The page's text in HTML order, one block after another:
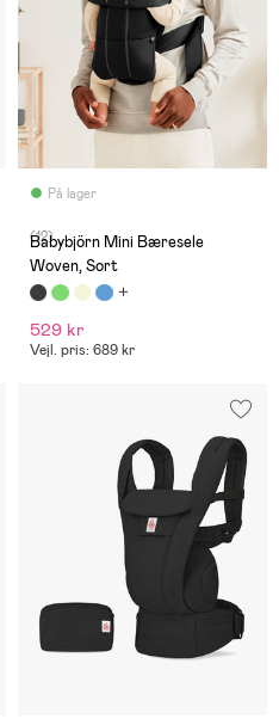
På lager
(12)
Babybjörn Mini Bæresele
Woven, Sort
529 kr
Vejl. pris: 689 kr